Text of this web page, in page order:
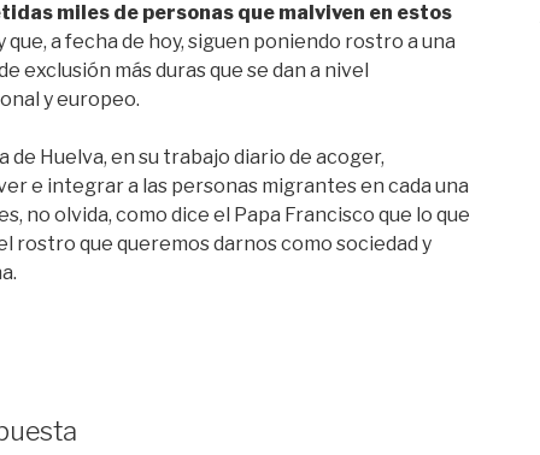
miles de personas que malviven en estos
que, a fecha de hoy, siguen poniendo rostro a una
exclusión más duras que se dan a nivel
y europeo.
de Huelva, en su trabajo diario de acoger,
e integrar a las personas migrantes en cada una
no olvida, como dice el Papa Francisco que lo que
rostro que queremos darnos como sociedad y